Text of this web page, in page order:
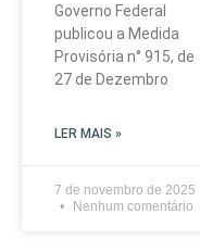
Governo Federal
publicou a Medida
Provisória n° 915, de
27 de Dezembro
LER MAIS »
7 de novembro de 2025
Nenhum comentário